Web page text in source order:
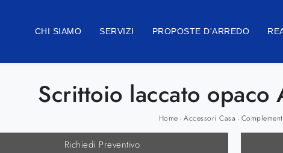
CHI SIAMO SERVIZI PROPOSTE D'ARREDO
Scrittoio laccato
Home -Accessori Casa -
Richiedi Preventivo